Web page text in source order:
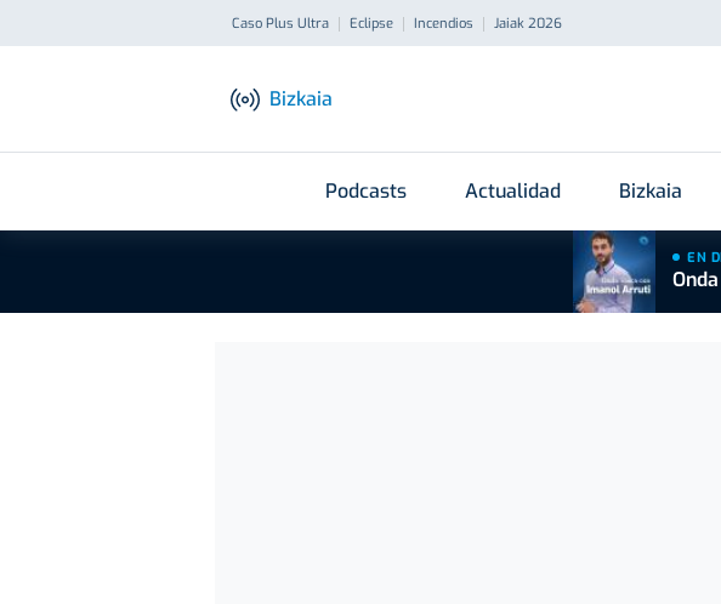
Caso Plus Ultra Eclipse Incendios Jaiak 2026
Bizkaia
Podcasts Actualidad Bizkaia
EN